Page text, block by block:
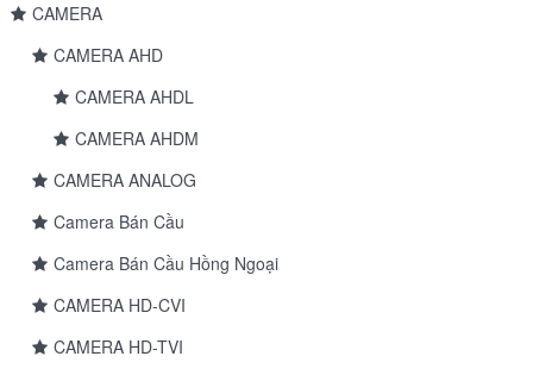
CAMERA
CAMERA AHD
CAMERA AHDL
CAMERA AHDM
CAMERA ANALOG
Camera Bán Cầu
Camera Bán Cầu Hồng Ngoại
CAMERA HD-CVI
CAMERA HD-TVI